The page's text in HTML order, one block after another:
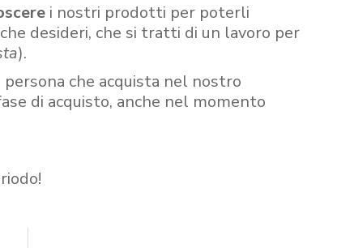
i nostri prodotti per poterli
desideri, che si tratti di un lavoro per
).
persona che acquista nel nostro
di acquisto, anche nel momento